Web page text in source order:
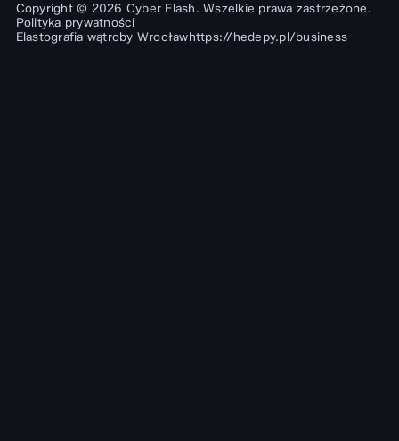
Copyright © 2026 Cyber Flash. Wszelkie prawa zastrzeżone.
Polityka prywatności
Elastografia wątroby Wrocławhttps://hedepy.pl/business